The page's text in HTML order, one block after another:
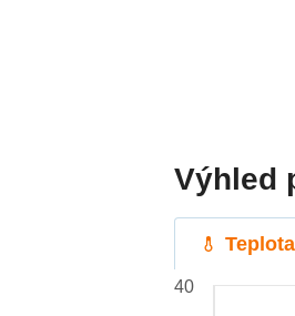
Výhled
Teplota
40